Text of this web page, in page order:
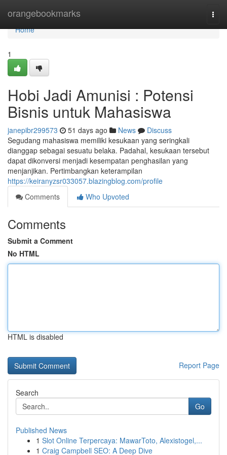
orangebookmarks
Home
Home
1
Hobi Jadi Amunisi : Potensi
Bisnis untuk Mahasiswa
janepibr299573 51 days ago News
Discuss
Segudang mahasiswa memiliki kesukaan yang seringkali
dianggap sebagai sesuatu belaka. Padahal, kesukaan tersebut
dapat dikonversi menjadi kesempatan penghasilan yang
menjanjikan. Pertimbangkan keterampilan
https://keiranyzsr033057.blazingblog.com/profile
Comments
Who Upvoted
Comments
Submit a Comment
No HTML
HTML is disabled
Report Page
Search
Go
Published News
1 Slot Online Terpercaya: MawarToto, Alexistogel,...
1 Craig Campbell SEO: A Deep Dive